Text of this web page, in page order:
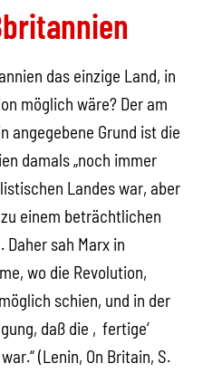
das einzige Land, in
möglich wäre? Der am
angegebene Grund ist die
damals „noch immer
Landes war, aber
einem beträchtlichen
Daher sah Marx in
wo die Revolution,
schien, und in der
daß die ‚fertige‘
(Lenin, On Britain, S.